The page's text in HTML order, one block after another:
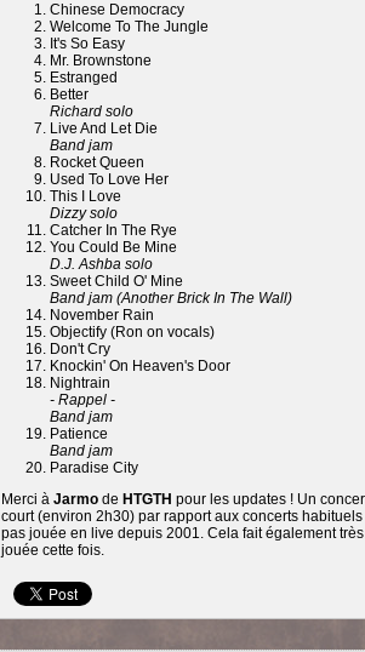
Chinese Democracy
Welcome To The Jungle
It's So Easy
Mr. Brownstone
Estranged
Better
Richard solo
Live And Let Die
Band jam
Rocket Queen
Used To Love Her
This I Love
Dizzy solo
Catcher In The Rye
You Could Be Mine
D.J. Ashba solo
Sweet Child O' Mine
Band jam (Another Brick In The Wall)
November Rain
Objectify (Ron on vocals)
Don't Cry
Knockin' On Heaven's Door
Nightrain
- Rappel -
Band jam
Patience
Band jam
Paradise City
Merci à Jarmo de HTGTH pour les updates ! Un
court (environ 2h30) par rapport aux concerts
pas jouée en live depuis 2001. Cela fait également
jouée cette fois.